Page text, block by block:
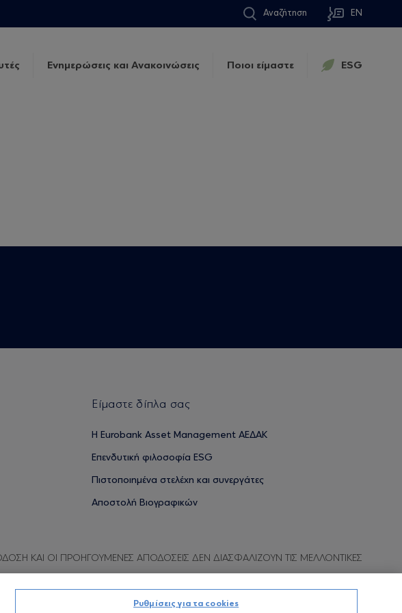
Αναζήτηση EN
Ενημερώσεις και Ανακοινώσεις Ποιοι είμαστε ESG
Είμαστε δίπλα σας
H Eurobank Asset Management ΑΕΔΑΚ
Επενδυτική φιλοσοφία ESG
Πιστοποιημένα στελέχη και συνεργάτες
Αποστολή Βιογραφικών
ΚΑΙ ΟΙ ΠΡΟΗΓΟΥΜΕΝΕΣ ΑΠΟΔΟΣΕΙΣ ΔΕΝ ΔΙΑΣΦΑΛΙΖΟΥΝ ΤΙΣ ΜΕΛΛΟΝΤΙΚΕΣ
Ρυθμίσεις για τα cookies